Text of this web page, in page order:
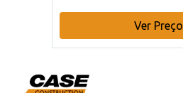
Ver Preço